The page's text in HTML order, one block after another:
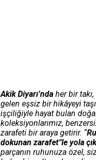
Akik Diyarı’nda her bir
gelen eşsiz bir hikâyeyi
işçiliğiyle hayat bulan
koleksiyonlarımız,
zarafeti bir araya getirir. “
dokunan zarafet”le yola
parçanın ruhunuza özel,